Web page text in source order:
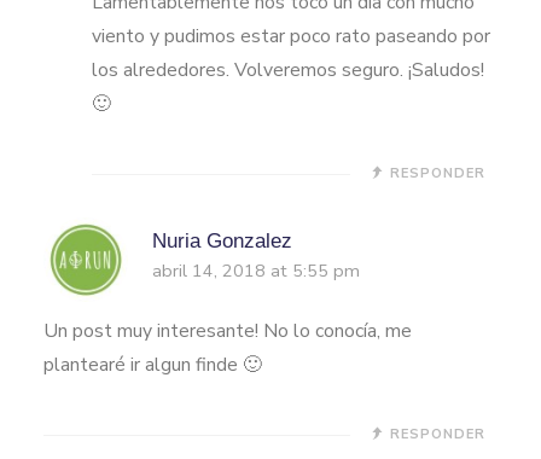
viento y pudimos estar poco rato paseando por
los alrededores. Volveremos seguro. ¡Saludos!
🙂
RESPONDER
Nuria Gonzalez
abril 14, 2018 at 5:55 pm
Un post muy interesante! No lo conocía, me
plantearé ir algun finde 🙂
RESPONDER